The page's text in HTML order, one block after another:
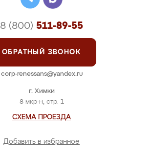
г. Химки
8 мкр-н, стр. 1
СХЕМА ПРОЕЗДА
Добавить в избранное
8 (800) 511-89-55
ОБРАТНЫЙ ЗВОНОК
corp-renessans@yandex.ru